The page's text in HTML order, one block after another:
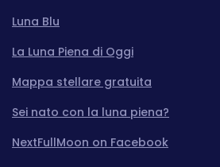
Luna Blu
La Luna Piena di Oggi
Mappa stellare gratuita
Sei nato con la luna piena?
NextFullMoon on Facebook